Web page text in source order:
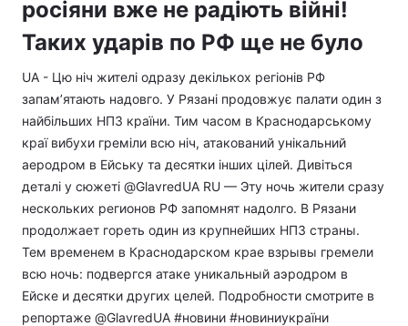
росіяни вже не радіють війні!
Таких ударів по РФ ще не було
UA - Цю ніч жителі одразу декількох регіонів РФ
запам’ятають надовго. У Рязані продовжує палати один з
найбільших НПЗ країни. Тим часом в Краснодарському
краї вибухи греміли всю ніч, атакований унікальний
аеродром в Ейську та десятки інших цілей. Дивіться
деталі у сюжеті @GlavredUA RU — Эту ночь жители сразу
нескольких регионов РФ запомнят надолго. В Рязани
продолжает гореть один из крупнейших НПЗ страны.
Тем временем в Краснодарском крае взрывы гремели
всю ночь: подвергся атаке уникальный аэродром в
Ейске и десятки других целей. Подробности смотрите в
репортаже @GlavredUA #новини​ #новиниукраїни